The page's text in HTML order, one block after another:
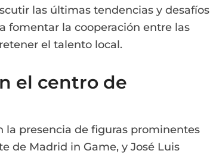
las últimas tendencias y desafíos
fomentar la cooperación entre las
el talento local.
el centro de
la presencia de figuras prominentes
de Madrid in Game, y José Luis